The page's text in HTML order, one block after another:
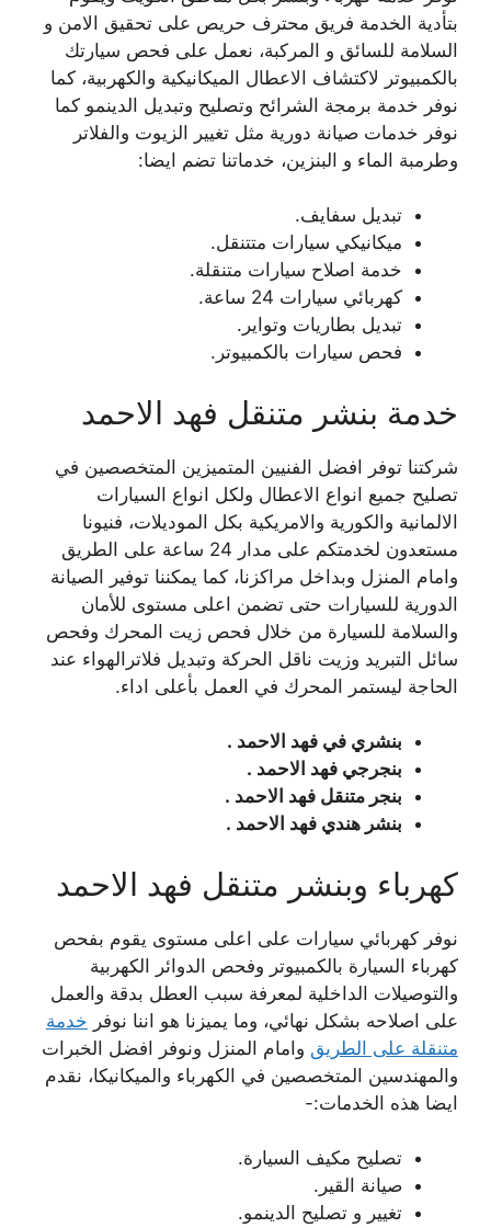
بتأدية الخدمة فريق محترف حريص على تحقيق الامن و
السلامة للسائق و المركبة، نعمل على فحص سيارتك
بالكمبيوتر لاكتشاف الاعطال الميكانيكية والكهربية، كما
نوفر خدمة برمجة الشرائح وتصليح وتبديل الدينمو كما
نوفر خدمات صيانة دورية مثل تغيير الزيوت والفلاتر
وطرمبة الماء و البنزين، خدماتنا تضم ايضا:
تبديل سفايف.
ميكانيكي سيارات متتنقل.
خدمة اصلاح سيارات متنقلة.
كهربائي سيارات 24 ساعة.
تبديل بطاريات وتواير.
فحص سيارات بالكمبيوتر.
خدمة بنشر متنقل فهد الاحمد
شركتنا توفر افضل الفنيين المتميزين المتخصصين في
تصليح جميع انواع الاعطال ولكل انواع السيارات
الالمانية والكورية والامريكية بكل الموديلات، فنيونا
مستعدون لخدمتكم على مدار 24 ساعة على الطريق
وامام المنزل وبداخل مراكزنا، كما يمكننا توفير الصيانة
الدورية للسيارات حتى تضمن اعلى مستوى للأمان
والسلامة للسيارة من خلال فحص زيت المحرك وفحص
سائل التبريد وزيت ناقل الحركة وتبديل فلاترالهواء عند
الحاجة ليستمر المحرك في العمل بأعلى اداء.
بنشري في فهد الاحمد .
بنجرجي فهد الاحمد .
بنجر متنقل فهد الاحمد .
بنشر هندي فهد الاحمد .
كهرباء وبنشر متنقل فهد الاحمد
نوفر كهربائي سيارات على اعلى مستوى يقوم بفحص
كهرباء السيارة بالكمبيوتر وفحص الدوائر الكهربية
والتوصيلات الداخلية لمعرفة سبب العطل بدقة والعمل
على اصلاحه بشكل نهائي، وما يميزنا هو اننا نوفر خدمة
متنقلة على الطريق وامام المنزل ونوفر افضل الخبرات
والمهندسين المتخصصين في الكهرباء والميكانيكا، نقدم
ايضا هذه الخدمات:-
تصليح مكيف السيارة.
صيانة القير.
تغيير و تصليح الدينمو.